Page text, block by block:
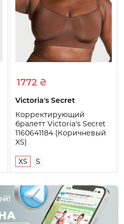
1772 ₴
Victoria's Secret
Корректирующий
бралетт Victoria's Secret
1160641184 (Коричневый
XS)
XS S